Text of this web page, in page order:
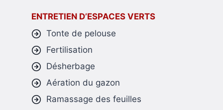
ENTRETIEN D’ESPACES VERTS
Tonte de pelouse
Fertilisation
Désherbage
Aération du gazon
Ramassage des feuilles